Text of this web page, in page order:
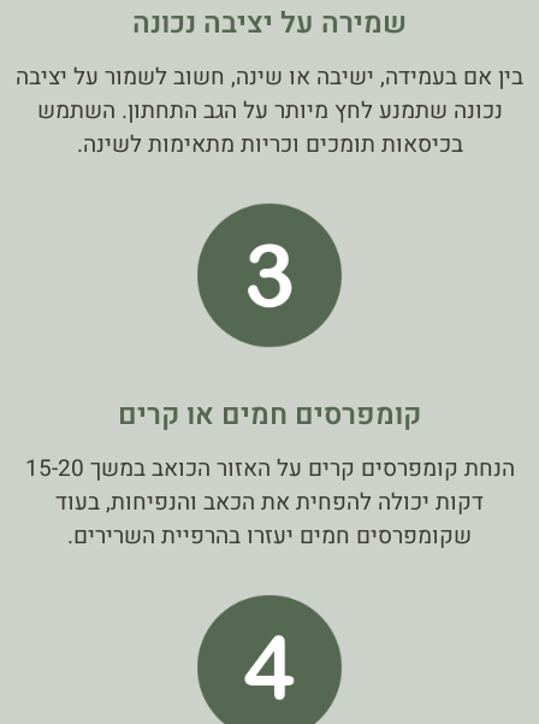
שמירה על יציבה נכונה
בין אם בעמידה, ישיבה או שינה, חשוב לשמור על יציבה
נכונה שתמנע לחץ מיותר על הגב התחתון. השתמש
בכיסאות תומכים וכריות מתאימות לשינה.
קומפרסים חמים או קרים
הנחת קומפרסים קרים על האזור הכואב במשך 15-20
דקות יכולה להפחית את הכאב והנפיחות, בעוד
שקומפרסים חמים יעזרו בהרפיית השרירים.